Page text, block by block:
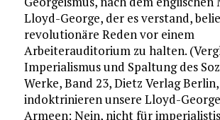
Lloyd-George, der es verstand,
revolutionäre Reden vor einem
Arbeiterauditorium zu halten.
Imperialismus und Spaltung des
Werke, Band 23, Dietz Verlag Berlin,
indoktrinieren unsere Lloyd-
Armeen: Nein, nicht für